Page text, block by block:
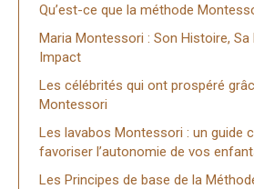
Qu’est-ce que la méthode
Maria Montessori : Son Histoire,
Impact
Les célébrités qui ont prospéré
Montessori
Les lavabos Montessori : un guide
favoriser l’autonomie de vos
Les Principes de base de la